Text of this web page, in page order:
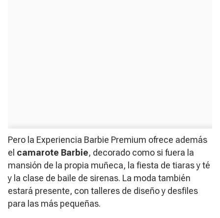
Pero la Experiencia Barbie Premium ofrece además
el camarote Barbie, decorado como si fuera la
mansión de la propia muñeca, la fiesta de tiaras y té
y la clase de baile de sirenas. La moda también
estará presente, con talleres de diseño y desfiles
para las más pequeñas.